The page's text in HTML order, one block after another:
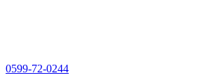
0599-72-0244